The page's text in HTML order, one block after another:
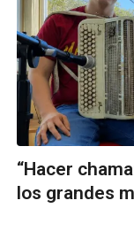
“Hacer
los grandes